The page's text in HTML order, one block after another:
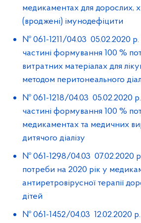
медикаментах для дорослих,
(вроджені) імунодефіцити
№ 061-1211/04.03 05.02.2020 р.
частині формування 100 %
витратних матеріалах для
методом перитонеального
№ 061-1218/04.03 05.02.2020
частині формування 100 %
медикаментах та медичних
дитячого діалізу
№ 061-1298/04.03 07.02.2020
потреби на 2020 рік у
антиретровірусної терапії
дітей
№ 061-1452/04.03 12.02.2020